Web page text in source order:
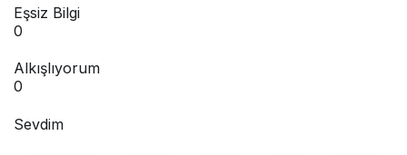
Eşsiz Bilgi
0
Alkışlıyorum
0
Sevdim